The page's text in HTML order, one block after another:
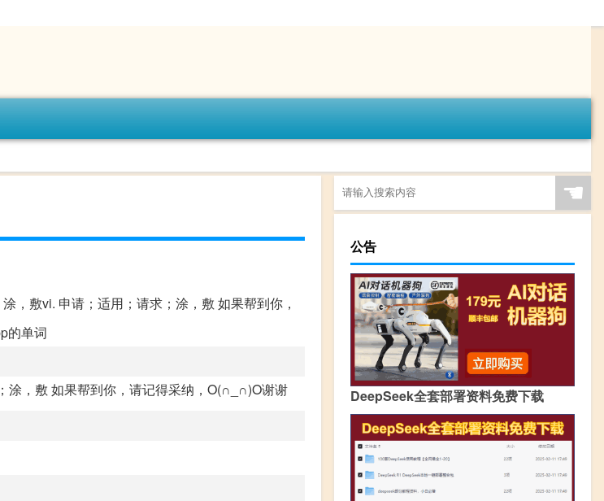
，敷vi. 申请；适用；请求；涂，敷 如果帮到你，
的单词
涂，敷 如果帮到你，请记得采纳，O(∩_∩)O谢谢
☚
公告
DeepSeek全套部署资料免费下载